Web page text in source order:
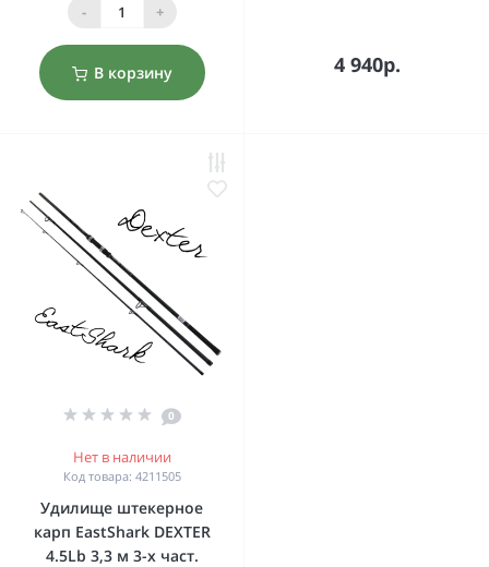
- +
В корзину 4 940р.
0
Нет в наличии
Код товара: 4211505
Удилище штекерное
карп EastShark DEXTER
4.5Lb 3,3 м 3-x част.